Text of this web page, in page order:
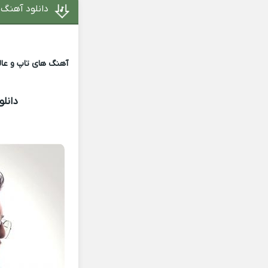
دانلود
آهنگ های تاپ و